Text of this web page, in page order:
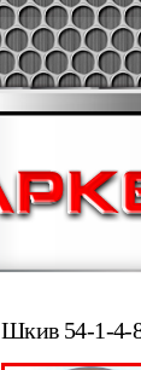
Шкив 54-1-4-